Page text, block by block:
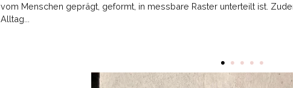
vom Menschen geprägt, geformt, in messbare Raster unterteilt ist.
Alltag...
• • • • •